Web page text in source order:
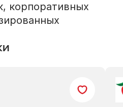
корпоративных